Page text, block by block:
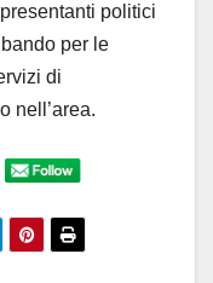
politici
per le
di
nell’area.